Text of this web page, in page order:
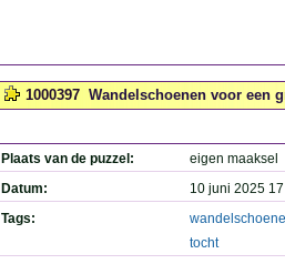
1000397 Wandelschoenen voor een
Plaats van de puzzel:
eigen maaksel
Datum:
10 juni 2025
Tags:
tocht